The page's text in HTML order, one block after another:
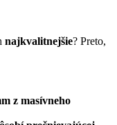
najkvalitnejšie? Preto,
z masívneho